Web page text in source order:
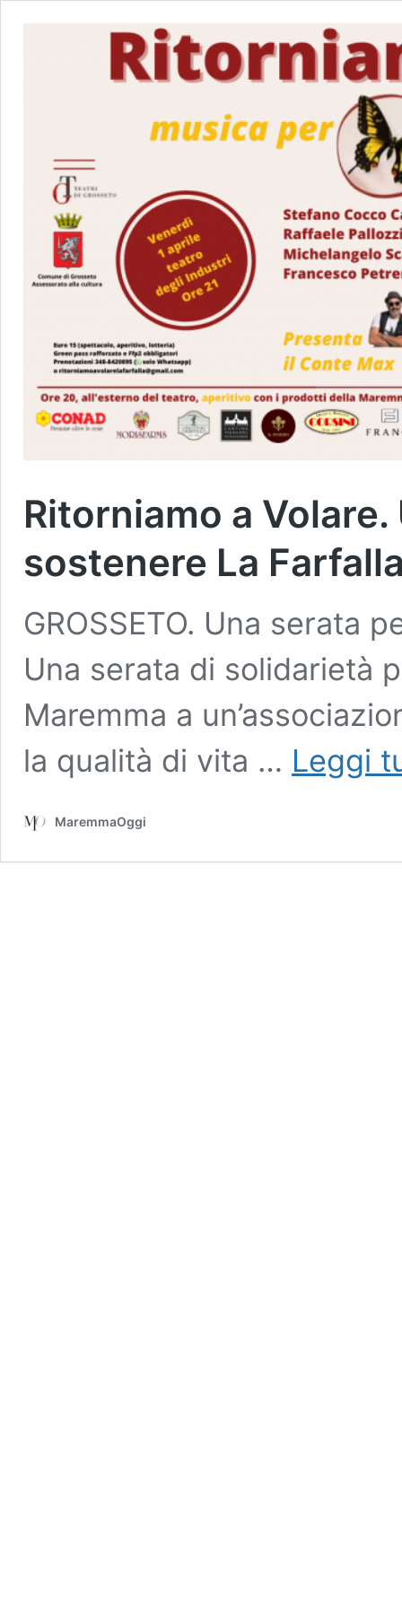
Ritorniamo a
sostenere La
GROSSETO. Una serata
Una serata di solidarietà
Maremma a
la qualità di vita … Leggi
MaremmaOggi